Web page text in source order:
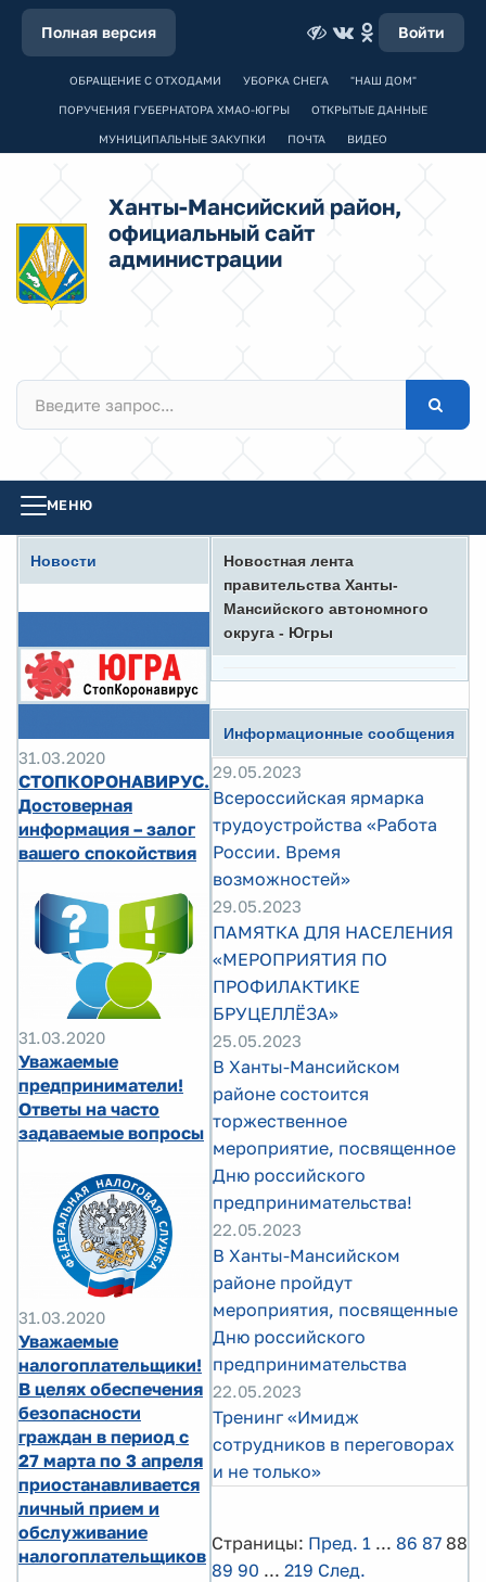
Полная версия Войти
ОБРАЩЕНИЕ С ОТХОДАМИ УБОРКА СНЕГА "НАШ ДОМ"
ПОРУЧЕНИЯ ГУБЕРНАТОРА ХМАО-ЮГРЫ ОТКРЫТЫЕ ДАННЫЕ
МУНИЦИПАЛЬНЫЕ ЗАКУПКИ ПОЧТА ВИДЕО
Ханты-Мансийский район,
официальный сайт
администрации
МЕНЮ
Новости
31.03.2020
СТОПКОРОНАВИРУС.
Достоверная
информация – залог
вашего спокойствия
31.03.2020
Уважаемые
предприниматели!
Ответы на часто
задаваемые вопросы
31.03.2020
Уважаемые
налогоплательщики!
В целях обеспечения
безопасности
граждан в период с
27 марта по 3 апреля
приостанавливается
личный прием и
обслуживание
налогоплательщиков
Новостная лента
правительства Ханты-
Мансийского автономного
округа - Югры
Информационные сообщения
29.05.2023
Всероссийская ярмарка
трудоустройства «Работа
России. Время
возможностей»
29.05.2023
ПАМЯТКА ДЛЯ НАСЕЛЕНИЯ
«МЕРОПРИЯТИЯ ПО
ПРОФИЛАКТИКЕ
БРУЦЕЛЛЁЗА»
25.05.2023
В Ханты-Мансийском
районе состоится
торжественное
мероприятие, посвященное
Дню российского
предпринимательства!
22.05.2023
В Ханты-Мансийском
районе пройдут
мероприятия, посвященные
Дню российского
предпринимательства
22.05.2023
Тренинг «Имидж
сотрудников в переговорах
и не только»
Страницы: Пред. 1 ... 86 87 88
89 90 ... 219 След.